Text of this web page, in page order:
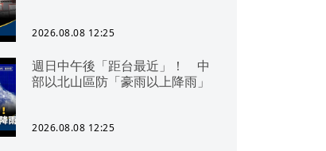
2026.08.08 12:25
週日中午後「距台最近」！ 中
部以北山區防「豪雨以上降雨」
2026.08.08 12:25